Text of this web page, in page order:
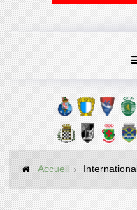
Accueil International